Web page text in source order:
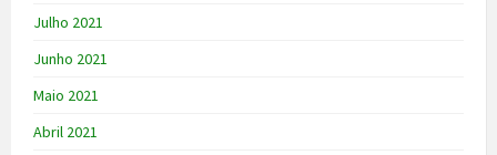
Julho 2021
Junho 2021
Maio 2021
Abril 2021